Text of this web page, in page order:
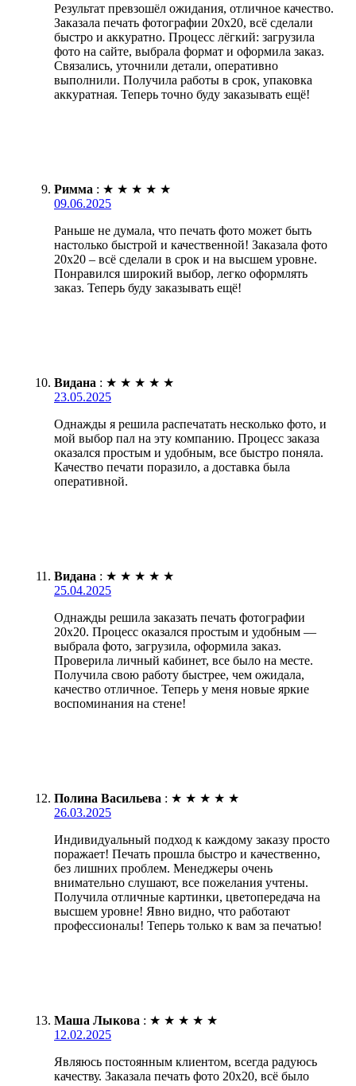
Результат превзошёл ожидания, отличное качество.
Заказала печать фотографии 20х20, всё сделали
быстро и аккуратно. Процесс лёгкий: загрузила
фото на сайте, выбрала формат и оформила заказ.
Связались, уточнили детали, оперативно
выполнили. Получила работы в срок, упаковка
аккуратная. Теперь точно буду заказывать ещё!
Римма : ★ ★ ★ ★ ★
09.06.2025
Раньше не думала, что печать фото может быть
настолько быстрой и качественной! Заказала фото
20х20 – всё сделали в срок и на высшем уровне.
Понравился широкий выбор, легко оформлять
заказ. Теперь буду заказывать ещё!
Видана : ★ ★ ★ ★ ★
23.05.2025
Однажды я решила распечатать несколько фото, и
мой выбор пал на эту компанию. Процесс заказа
оказался простым и удобным, все быстро поняла.
Качество печати поразило, а доставка была
оперативной.
Видана : ★ ★ ★ ★ ★
25.04.2025
Однажды решила заказать печать фотографии
20х20. Процесс оказался простым и удобным —
выбрала фото, загрузила, оформила заказ.
Проверила личный кабинет, все было на месте.
Получила свою работу быстрее, чем ожидала,
качество отличное. Теперь у меня новые яркие
воспоминания на стене!
Полина Васильева : ★ ★ ★ ★ ★
26.03.2025
Индивидуальный подход к каждому заказу просто
поражает! Печать прошла быстро и качественно,
без лишних проблем. Менеджеры очень
внимательно слушают, все пожелания учтены.
Получила отличные картинки, цветопередача на
высшем уровне! Явно видно, что работают
профессионалы! Теперь только к вам за печатью!
Маша Лыкова : ★ ★ ★ ★ ★
12.02.2025
Являюсь постоянным клиентом, всегда радуюсь
качеству. Заказала печать фото 20х20, всё было